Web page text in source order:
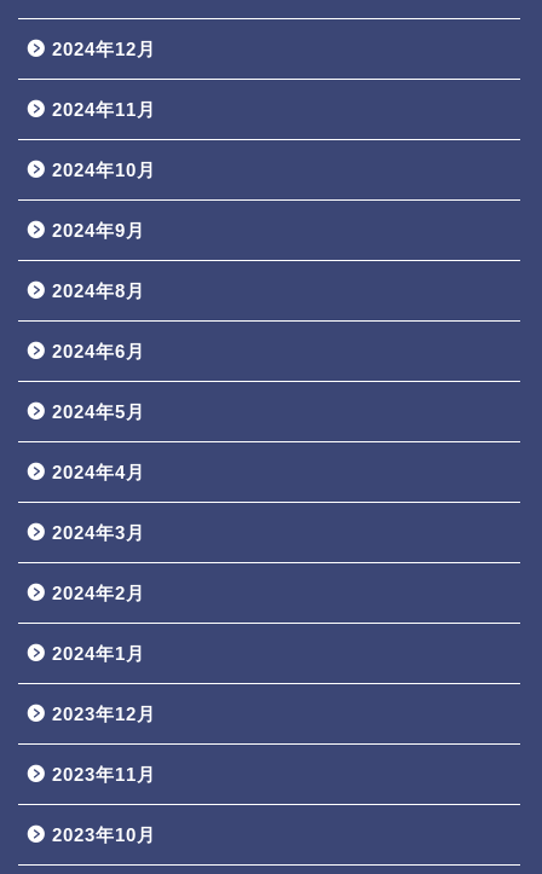
2024年12月
2024年11月
2024年10月
2024年9月
2024年8月
2024年6月
2024年5月
2024年4月
2024年3月
2024年2月
2024年1月
2023年12月
2023年11月
2023年10月